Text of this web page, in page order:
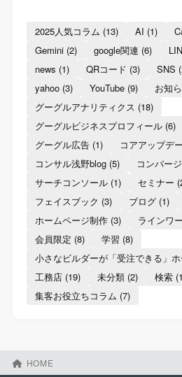
2025人気コラム (13) AI (1)
Gemini(2) google関連 (6)
news (1) QRコード (3) SNS
yahoo(3) YouTube(9) お知
グーグルアナリティクス (18)
グーグルビジネスプロフィール(6)
グーグル広告(1) コアアップデ
コンサル浅野blog(5) コンバー
サーチコンソール(1) セミナー
フェイスブック (3) ブログ(1)
ホームページ制作(3) ラインワ
会員限定 (8) 学習 (8)
小さなビルダーが「受注できる」
工務店(19) 未分類(2) 検索
集客お役立ちコラム (7)
HOME